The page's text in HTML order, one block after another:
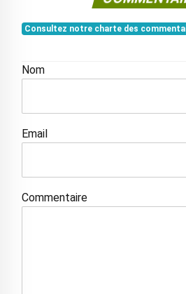
Consultez notre charte des
Nom
Email
Commentaire